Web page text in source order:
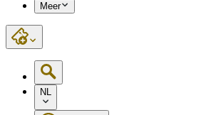
Meer
NL